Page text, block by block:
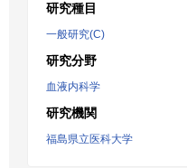
研究種目
一般研究(C)
研究分野
血液内科学
研究機関
福島県立医科大学